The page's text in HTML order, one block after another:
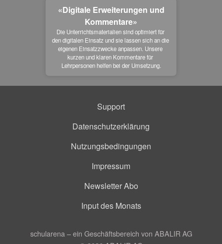
«Digitale Erweiterungen und
Kommentare»
Die Unterrichtsmaterialien sind optimiert für
den digitalen Einsatz und sie lassen sich an die
eigenen Einsatzzwecke anpassen. Unsere
kurzen und klaren Kommentare für
Lehrpersonen helfen bei der Umsetzung.
Support
Datenschutzerklärung
Nutzungsbedingungen
Impressum
Newsletter Abo
Input des Monats
schularena – ein Geschäftsbereich von ABALIR AG